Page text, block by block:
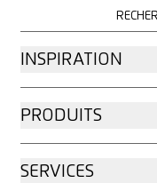
INSPIRATION
PRODUITS
SERVICES